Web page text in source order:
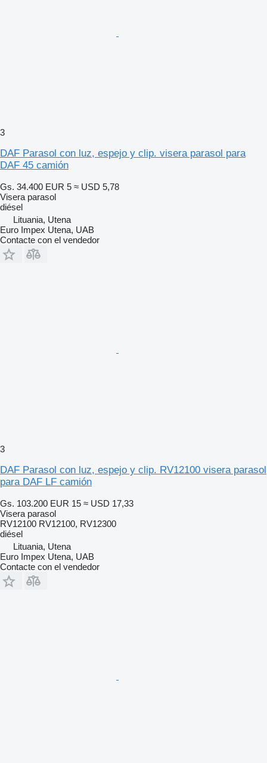
3
DAF Parasol con luz, espejo y clip. visera parasol para
DAF 45 camión
Gs. 34.400 EUR 5 ≈ USD 5,78
Visera parasol
diésel
Lituania, Utena
Euro Impex Utena, UAB
Contacte con el vendedor
3
DAF Parasol con luz, espejo y clip. RV12100 visera parasol
para DAF LF camión
Gs. 103.200 EUR 15 ≈ USD 17,33
Visera parasol
RV12100 RV12100, RV12300
diésel
Lituania, Utena
Euro Impex Utena, UAB
Contacte con el vendedor